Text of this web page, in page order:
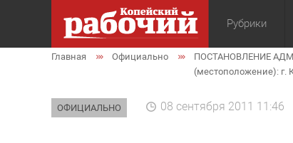
Рубрики
Общество
Главная Официально
ПОСТАНОВЛЕНИЕ
(местоположение): г.
ОФИЦИАЛЬНО 08 сентября 2011 11:46